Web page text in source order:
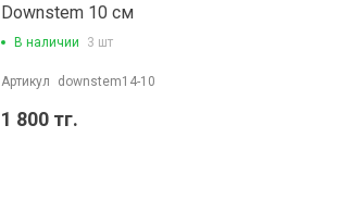
Downstem 10 см
(14/14)
В наличии 3 шт
Артикул downstem14-10
1 800 тг.